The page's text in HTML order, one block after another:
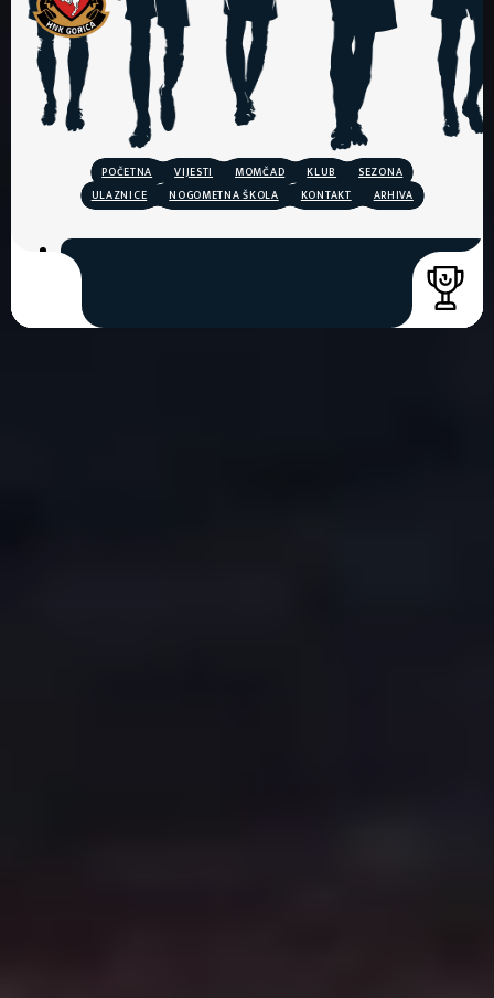
POČETNA VIJESTI MOMČAD KLUB
SEZONA
ULAZNICE
NOGOMETNA ŠKOLA KONTAKT ARHIVA